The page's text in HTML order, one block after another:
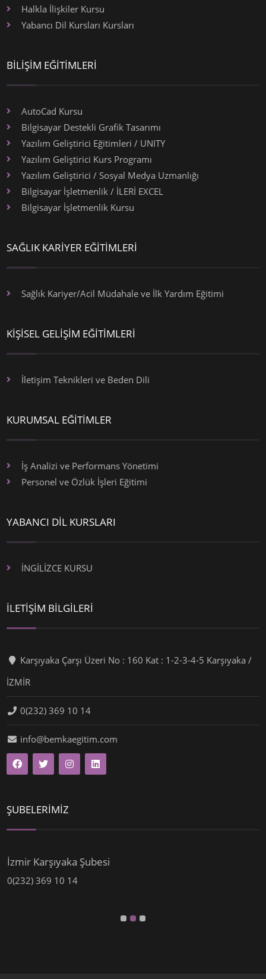
Halkla İlişkiler Kursu
Yabancı Dil Kursları Kursları
BİLİŞİM EĞİTİMLERİ
AutoCad Kursu
Bilgisayar Destekli Grafik Tasarımı
Yazılım Geliştirici Eğitimleri / UNITY
Yazılım Geliştirici Kurs Programı
Yazılım Geliştirici / Sosyal Medya Uzmanlığı
Bilgisayar İşletmenlik / İLERİ EXCEL
Bilgisayar İşletmenlik Kursu
SAĞLIK KARİYER EĞİTİMLERİ
Sağlık Kariyer/Acil Müdahale ve İlk Yardım Eğitimi
KİŞİSEL GELİŞİM EĞİTİMLERİ
İletişim Teknikleri ve Beden Dili
KURUMSAL EĞİTİMLER
İş Analizi ve Performans Yönetimi
Personel ve Özlük İşleri Eğitimi
YABANCI DİL KURSLARI
İNGİLİZCE KURSU
İLETİŞİM BİLGİLERİ
Karşıyaka Çarşı Üzeri No : 160 Kat : 1-2-3-4-5 Karşıyaka /
İZMİR
0(232) 369 10 14
info@bemkaegitim.com
ŞUBELERİMİZ
İzmir Karşıyaka Şubesi
0(232) 369 10 14